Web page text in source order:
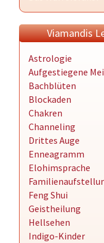
Viamandis
Astrologie
Aufgestiegene
Bachblüten
Blockaden
Chakren
Channeling
Drittes Auge
Enneagramm
Elohimsprache
Feng Shui
Geistheilung
Hellsehen
Indigo-Kinder